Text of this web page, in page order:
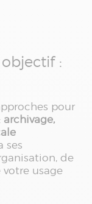
:
pour
archivage,
ses
de
usage